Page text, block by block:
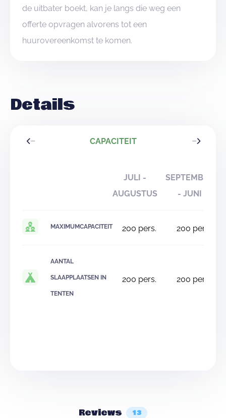
de uitbater boekt, kan je langs die weg een
offerte opvragen alvorens tot een
huurovereenkomst te komen.
Details
CAPACITEIT
JULI -
AUGUSTUS
SEPTEMBER
- JUNI
MAXIMUMCAPACITEIT 200 pers. 200 pers.
AANTAL
SLAAPPLAATSEN IN
TENTEN
200 pers. 200 pers.
Reviews 13